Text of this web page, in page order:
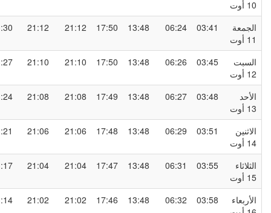
03:41
06:24
13:48
17:50
21:12
21:12
23:30
03:45
06:26
13:48
17:50
21:10
21:10
23:27
03:48
06:27
13:48
17:49
21:08
21:08
23:24
03:51
06:29
13:48
17:48
21:06
21:06
23:21
03:55
06:31
13:48
17:47
21:04
21:04
23:17
03:58
06:32
13:48
17:46
21:02
21:02
23:14